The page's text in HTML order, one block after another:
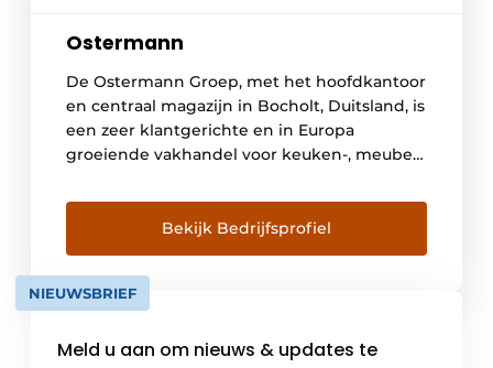
Ostermann
De Ostermann Groep, met het hoofdkantoor
en centraal magazijn in Bocholt, Duitsland, is
een zeer klantgerichte en in Europa
groeiende vakhandel voor keuken-, meubel-
Ostermann marktleider in Europa als het
gaat om kantenband, meubelbeslag,
inbouwartikelen en
werkplaatsbenodigdheden. Vanuit Bocholt
in Duitsland en de vestigingen in Nederland,
Bekijk Bedrijfsprofiel
NIEUWSBRIEF
Meld u aan om nieuws & updates te